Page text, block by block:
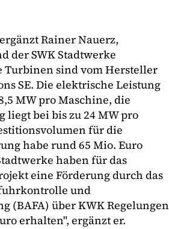
Rainer Nauerz,
der SWK Stadtwerke
Turbinen sind vom Hersteller
SE. Die elektrische Leistung
MW pro Maschine, die
liegt bei bis zu 24 MW pro
für die
habe rund 65 Mio. Euro
haben für das
eine Förderung durch das
und
(BAFA) über KWK Regelungen
erhalten", ergänzt er.